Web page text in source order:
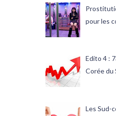
pour les
Edito 4 :
Corée du
Les Sud-